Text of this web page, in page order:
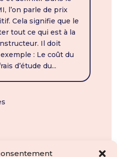
l’on parle de prix
Cela signifie que le
tout ce qui est à la
Il doit
: Le coût du
d’étude du...